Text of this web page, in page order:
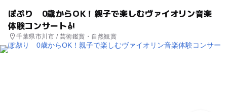
ぽぷり 0歳からOK！親子で楽しむヴァイオリン音楽
体験コンサート🎻
千葉県市川市 / 芸術鑑賞・自然観賞